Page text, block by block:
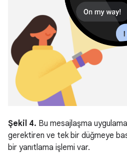
Şekil 4. Bu mesajlaşma
gerektiren ve tek bir düğmeye
bir yanıtlama işlemi var.